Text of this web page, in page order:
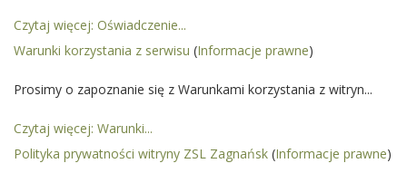
Czytaj więcej: Oświadczenie...
Warunki korzystania z serwisu (Informacje prawne)
Prosimy o zapoznanie się z Warunkami korzystania z witryn...
Czytaj więcej: Warunki...
Polityka prywatności witryny ZSL Zagnańsk (Informacje prawne)